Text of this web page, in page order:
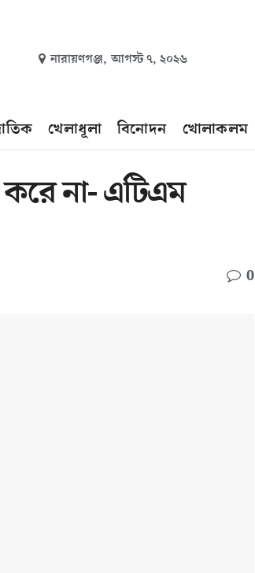
নারায়ণগঞ্জ, আগস্ট ৭, ২০২৬
খেলাধূলা বিনোদন খোলাকলম
করে না- এটিএম
0